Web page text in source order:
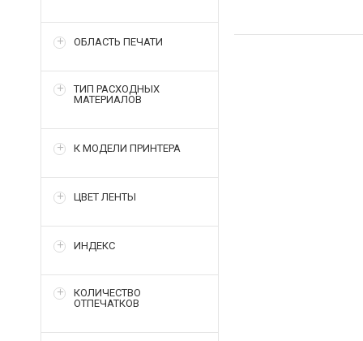
ОБЛАСТЬ ПЕЧАТИ
ТИП РАСХОДНЫХ
МАТЕРИАЛОВ
К МОДЕЛИ ПРИНТЕРА
ЦВЕТ ЛЕНТЫ
ИНДЕКС
КОЛИЧЕСТВО
ОТПЕЧАТКОВ